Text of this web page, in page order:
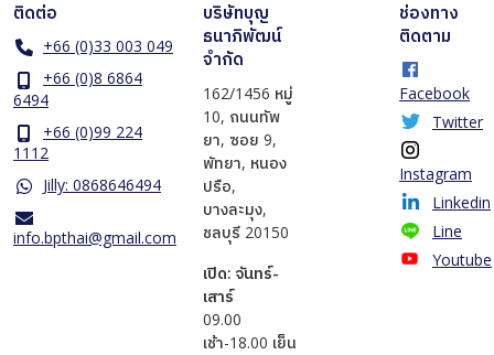
ติดต่อ
+66 (0)33 003 049
+66 (0)8 6864
6494
+66 (0)99 224
1112
Jilly: 0868646494
info.bpthai@gmail.com
บริษัทบุญ
ธนาภิพัฒน์
จำกัด
162/1456 หมู่
10, ถนนทัพ
ยา, ซอย 9,
พัทยา, หนอง
ปรือ,
บางละมุง,
ชลบุรี 20150
เปิด: จันทร์-
เสาร์
​09.00
เช้า-18.00 เย็น
ช่องทาง
ติดตาม
Facebook
Twitter
Instagram
Linkedin
Line
Youtube